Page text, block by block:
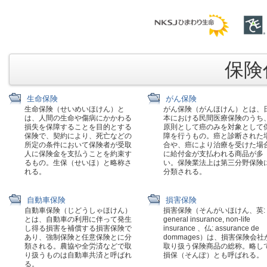
保
生命保険
生命保険（せいめいほけん）と
は、人間の生命や傷病にかかわる
損失を保障することを目的とする
保険で、契約により、死亡などの
所定の条件において保険者が受取
人に保険金を支払うことを約束す
るもの。生保（せいほ）と略称さ
れる。
がん保険
がん保険（がんほけん）とは、
本における民間医療保険のうち
原則として癌のみを対象として
障を行うもの。癌と診断された
合や、癌により治療を受けた場
に給付金が支払われる商品が多
い。保険業法上は第三分野保険
分類される。
自動車保険
自動車保険（じどうしゃほけん）
とは、自動車の利用に伴って発生
し得る損害を補償する損害保険で
あり、強制保険と任意保険とに分
類される。農協や全労済などで取
り扱うものは自動車共済と呼ばれ
る。
損害保険
損害保険（そんがいほけん、英:
general insurance, non-life
insurance 、仏: assurance de
dommages）は、損害保険会社
取り扱う保険商品の総称。略し
損保（そんぽ）とも呼ばれる。